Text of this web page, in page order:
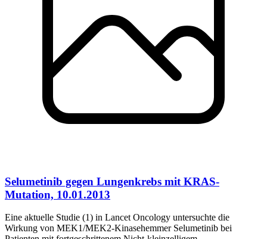
Selumetinib gegen Lungenkrebs mit KRAS-
Mutation, 10.01.2013
Eine aktuelle Studie (1) in Lancet Oncology untersuchte die
Wirkung von MEK1/MEK2-Kinasehemmer Selumetinib bei